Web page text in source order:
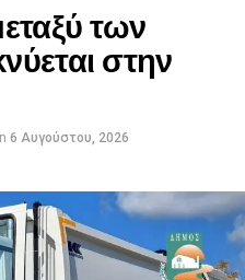
των
στην
6 Αυγούστου, 2026